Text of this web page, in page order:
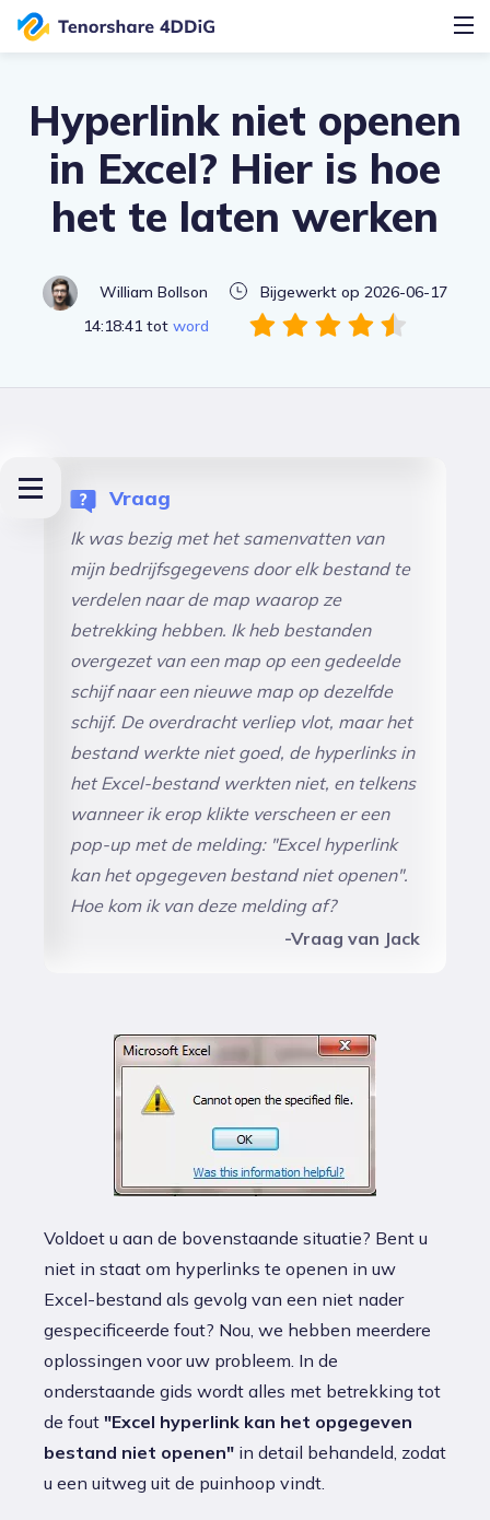
Hyperlink niet openen
in Excel? Hier is hoe
het te laten werken
William Bollson
Bijgewerkt op 2026-06-17
14:18:41 tot word
Vraag
Ik was bezig met het samenvatten van
mijn bedrijfsgegevens door elk bestand te
verdelen naar de map waarop ze
betrekking hebben. Ik heb bestanden
overgezet van een map op een gedeelde
schijf naar een nieuwe map op dezelfde
schijf. De overdracht verliep vlot, maar het
bestand werkte niet goed, de hyperlinks in
het Excel-bestand werkten niet, en telkens
wanneer ik erop klikte verscheen er een
pop-up met de melding: "Excel hyperlink
kan het opgegeven bestand niet openen".
Hoe kom ik van deze melding af?
-Vraag van Jack
Voldoet u aan de bovenstaande situatie? Bent u
niet in staat om hyperlinks te openen in uw
Excel-bestand als gevolg van een niet nader
gespecificeerde fout? Nou, we hebben meerdere
oplossingen voor uw probleem. In de
onderstaande gids wordt alles met betrekking tot
de fout "Excel hyperlink kan het opgegeven
bestand niet openen" in detail behandeld, zodat
u een uitweg uit de puinhoop vindt.